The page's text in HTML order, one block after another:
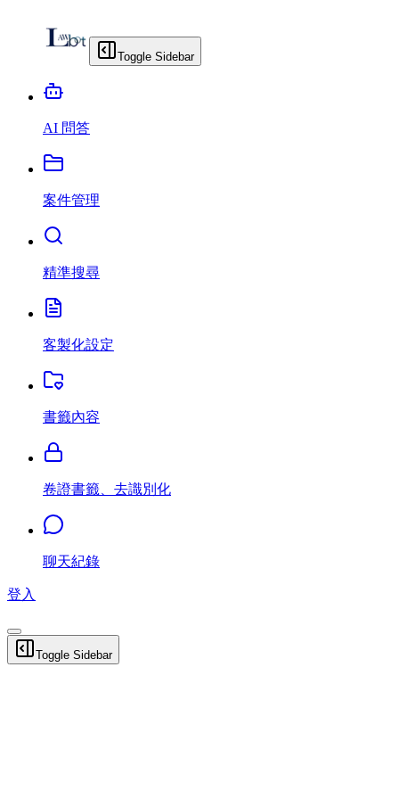
Toggle Sidebar
AI 問答
案件管理
精準搜尋
客製化設定
書籤內容
卷證書籤、去識別化
聊天紀錄
登入
Toggle Sidebar